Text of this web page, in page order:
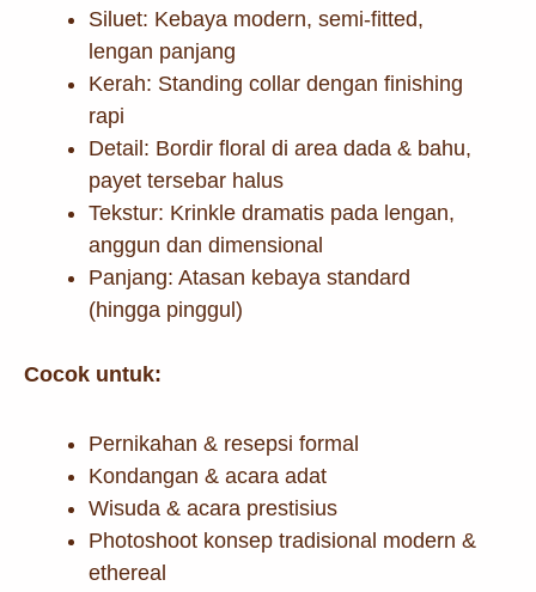
Siluet: Kebaya modern, semi-fitted,
lengan panjang
Kerah: Standing collar dengan finishing
rapi
Detail: Bordir floral di area dada & bahu,
payet tersebar halus
Tekstur: Krinkle dramatis pada lengan,
anggun dan dimensional
Panjang: Atasan kebaya standard
(hingga pinggul)
Cocok untuk:
Pernikahan & resepsi formal
Kondangan & acara adat
Wisuda & acara prestisius
Photoshoot konsep tradisional modern &
ethereal